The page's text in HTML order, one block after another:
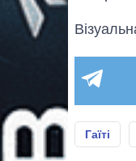
Гаїті